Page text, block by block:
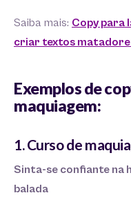
Saiba mais: Copy para
criar textos
Exemplos de
maquiagem:
1. Curso de
Sinta-se confiante na
balada